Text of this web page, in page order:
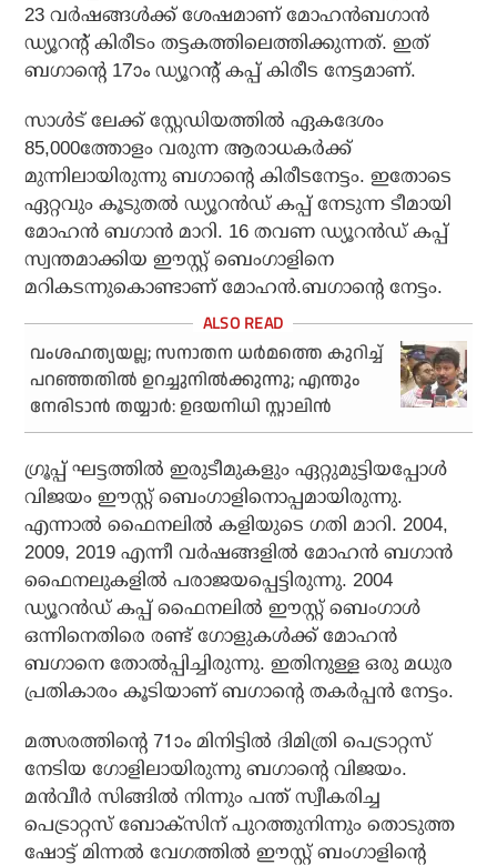
23 വര്‍ഷങ്ങള്‍ക്ക് ശേഷമാണ് മോഹന്‍ബഗാന്‍
ഡ്യൂറന്റ് കിരീടം തട്ടകത്തിലെത്തിക്കുന്നത്. ഇത്
ബഗാന്റെ 17ാം ഡ്യൂറന്റ് കപ്പ് കിരീട നേട്ടമാണ്.
സാള്‍ട് ലേക്ക് സ്റ്റേഡിയത്തില്‍ ഏകദേശം
85,000ത്തോളം വരുന്ന ആരാധകര്‍ക്ക്
മുന്നിലായിരുന്നു ബഗാന്റെ കിരീടനേട്ടം. ഇതോടെ
ഏറ്റവും കൂടുതല്‍ ഡ്യൂറന്‍ഡ് കപ്പ് നേടുന്ന ടീമായി
മോഹന്‍ ബഗാന്‍ മാറി. 16 തവണ ഡ്യൂറന്‍ഡ് കപ്പ്
സ്വന്തമാക്കിയ ഈസ്റ്റ് ബെംഗാളിനെ
മറികടന്നുകൊണ്ടാണ് മോഹന്‍.ബഗാന്റെ നേട്ടം.
വംശഹത്യയല്ല; സനാതന ധര്‍മത്തെ കുറിച്ച്
പറഞ്ഞതില്‍ ഉറച്ചുനില്‍ക്കുന്നു; എന്തും
നേരിടാന്‍ തയ്യാര്‍: ഉദയനിധി സ്റ്റാലിന്‍
ഗ്രൂപ്പ് ഘട്ടത്തില്‍ ഇരുടീമുകളും ഏറ്റുമുട്ടിയപ്പോള്‍
വിജയം ഈസ്റ്റ് ബെംഗാളിനൊപ്പമായിരുന്നു.
എന്നാല്‍ ഫൈനലില്‍ കളിയുടെ ഗതി മാറി. 2004,
2009, 2019 എന്നീ വര്‍ഷങ്ങളില്‍ മോഹന്‍ ബഗാന്‍
ഫൈനലുകളില്‍ പരാജയപ്പെട്ടിരുന്നു. 2004
ഡ്യൂറന്‍ഡ് കപ്പ് ഫൈനലില്‍ ഈസ്റ്റ് ബെംഗാള്‍
ഒന്നിനെതിരെ രണ്ട് ഗോളുകള്‍ക്ക് മോഹന്‍
ബഗാനെ തോല്‍പ്പിച്ചിരുന്നു. ഇതിനുള്ള ഒരു മധുര
പ്രതികാരം കൂടിയാണ് ബഗാന്റെ തകര്‍പ്പന്‍ നേട്ടം.
മത്സരത്തിന്റെ 71ാം മിനിട്ടില്‍ ദിമിത്രി പെട്രാറ്റസ്
നേടിയ ഗോളിലായിരുന്നു ബഗാന്റെ വിജയം.
മന്‍വീര്‍ സിങ്ങില്‍ നിന്നും പന്ത് സ്വീകരിച്ച
പെട്രാറ്റസ് ബോക്‌സിന് പുറത്തുനിന്നും തൊടുത്ത
ഷോട്ട് മിന്നല്‍ വേഗത്തില്‍ ഈസ്റ്റ് ബംഗാളിന്റെ